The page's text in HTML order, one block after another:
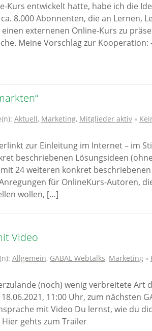
Kurs entwickelt hatte, habe ich die
8.000 Abonnenten, die an Lernen,
externenen Online-Kurs zu
Meine Vorschlag zur Kooperation:
Aktuell, Marketing, Mitglieder aktiv
zur Einleitung im Internet – im
beschriebenen Lösungsideen (ohne
24 weiteren konkret beschriebenen
für OnlineKurs-Autoren,
wollen, […]
Video
Allgemein, GABAL Webtalks, Marketing
(noch) wenig verbreitete Art
11:00 Uhr, zum nächsten
mit Video Du lernst, wie du
gehts zum Trailer